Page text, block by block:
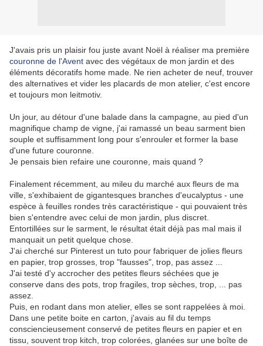
J'avais pris un plaisir fou juste avant Noël à réaliser ma première
couronne de l'Avent avec des végétaux de mon jardin et des
éléments décoratifs home made. Ne rien acheter de neuf, trouver
des alternatives et vider les placards de mon atelier, c'est encore
et toujours mon leitmotiv.
Un jour, au détour d'une balade dans la campagne, au pied d'un
magnifique champ de vigne, j'ai ramassé un beau sarment bien
souple et suffisamment long pour s'enrouler et former la base
d'une future couronne.
Je pensais bien refaire une couronne, mais quand ?
Finalement récemment, au mileu du marché aux fleurs de ma
ville, s'exhibaient de gigantesques branches d'eucalyptus - une
espèce à feuilles rondes très caractéristique - qui pouvaient très
bien s'entendre avec celui de mon jardin, plus discret.
Entortillées sur le sarment, le résultat était déjà pas mal mais il
manquait un petit quelque chose.
J'ai cherché sur Pinterest un tuto pour fabriquer de jolies fleurs
en papier, trop grosses, trop "fausses", trop, pas assez ...
J'ai testé d'y accrocher des petites fleurs séchées que je
conserve dans des pots, trop fragiles, trop sèches, trop, ... pas
assez.
Puis, en rodant dans mon atelier, elles se sont rappelées à moi.
Dans une petite boite en carton, j'avais au fil du temps
consciencieusement conservé de petites fleurs en papier et en
tissu, souvent trop kitch, trop colorées, glanées sur une boîte de